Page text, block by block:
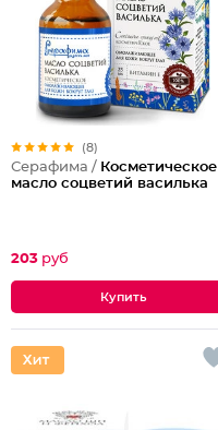
(8)
Серафима / Косметическое
масло соцветий василька
203 руб